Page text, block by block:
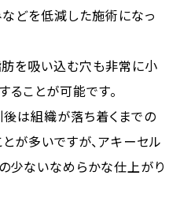
どを低減した施術になっ
を吸い込む穴も非常に小
ることが可能です。
は組織が落ち着くまでの
が多いですが、アキーセル
少ないなめらかな仕上がり